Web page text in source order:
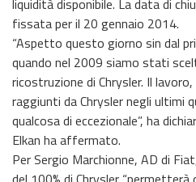
liquidità disponibile. La data di
fissata per il 20 gennaio 2014.
“Aspetto questo giorno sin dal
quando nel 2009 siamo stati
ricostruzione di Chrysler. Il
raggiunti da Chrysler negli ultimi
qualcosa di eccezionale”, ha
Elkan ha affermato.
Per Sergio Marchionne, AD di